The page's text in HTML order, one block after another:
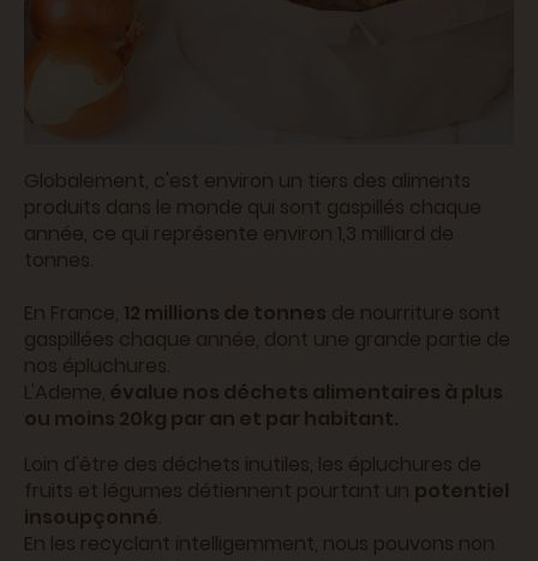
Globalement, c'est environ un tiers des aliments
produits dans le monde qui sont gaspillés chaque
année, ce qui représente environ 1,3 milliard de
tonnes.
En France, 12 millions de tonnes de nourriture sont
gaspillées chaque année, dont une grande partie de
nos épluchures.
L'Ademe, évalue nos déchets alimentaires à plus
ou moins 20kg par an et par habitant.
Loin d'être des déchets inutiles, les épluchures de
fruits et légumes détiennent pourtant un potentiel
insoupçonné.
En les recyclant intelligemment, nous pouvons non